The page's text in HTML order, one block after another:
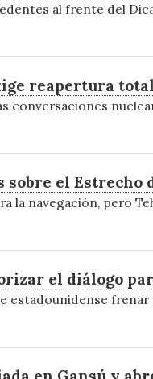
al frente del
reapertura
conversaciones
el Estrecho
la navegación, pero
el diálogo
estadounidense